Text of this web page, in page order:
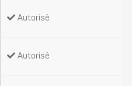
Autorisé
Autorisé